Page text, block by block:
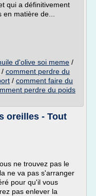
qui a définitivement
matière de...
d'olive soi meme /
/ comment perdre du
/ comment faire du
perdre du poids
oreilles - Tout
ne trouvez pas le
ne va pas s'arranger
pour qu'il vous
pas enlever la